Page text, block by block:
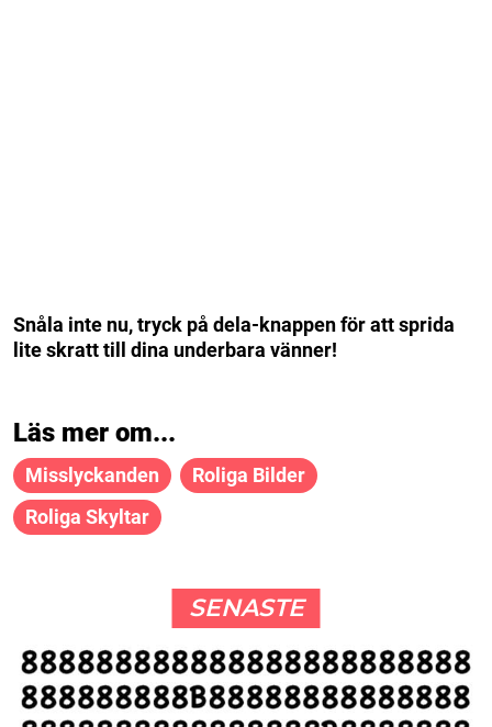
Snåla inte nu, tryck på dela-knappen för att sprida
lite skratt till dina underbara vänner!
Läs mer om...
Misslyckanden
Roliga Bilder
Roliga Skyltar
SENASTE